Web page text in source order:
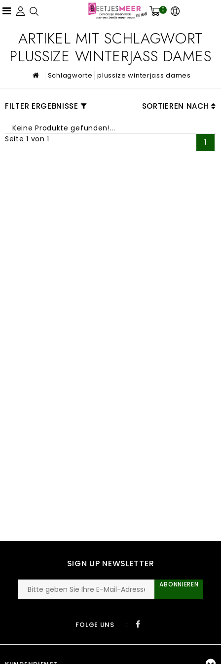
0
ARTIKEL MIT SCHLAGWORT
PLUSSIZE WINTERJASS DAMES
Schlagworte plussize winterjass dames
FILTER ERGEBNISSE SORTIEREN NACH
Keine Produkte gefunden!...
Seite 1 von 1
1
SIGN UP NEWSLETTER
ABONNIEREN
FOLGE UNS :